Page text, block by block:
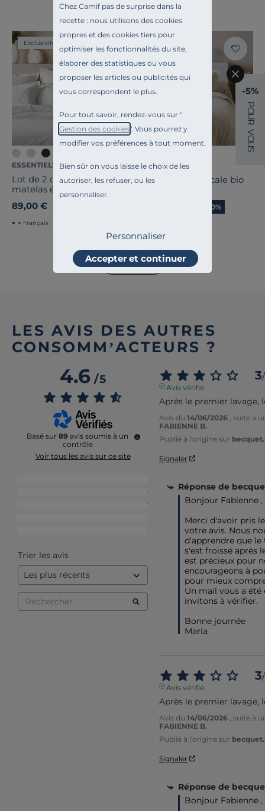
Chez Camif pas de surprise dans la
recette : nous utilisons des cookies
propres et des cookies tiers pour
optimiser les fonctionnalités du site,
élaborer des statistiques ou vous
proposer les articles ou publicités qui
vous correspondent le plus.
Pour tout savoir, rendez-vous sur "
Gestion des cookies". Vous pourrez y
modifier vos préférences à tout moment.
Bien sûr on vous laisse le choix de les
autoriser, les refuser, ou les
personnaliser.
Personnaliser
Accepter et continuer
Exclusivité
ESSENTIELS PAR CAMIF
Lot de 2 draps housses
matelas épais coton bio
89,00 €
Français
CAMIF SIGNATURE
Drap housse percale bio
Ancien prix-20%
Voir tout
LES AVIS DES AUTRES
CONSOMM’ACTEURS ?
4.6/5
Basé sur 89 avis soumis à un
contrôle
Voir tous les avis sur ce site
10
7
2
2
Trier les avis
3/
Avis vérifié
Après le premier lavage,
Avis du 14/06/2026
, suite à
FABIENNE B.
Publié à l'origine sur
Signaler
Réponse de
Bonjour Fabienne ,
Merci d'avoir pris
votre avis. Nous
d'apprendre que
s'est froissé après
est précieux pour
encourageons à
pour mieux
Un mail vous a été
invitons à vérifier.
Bonne journée
Maria
3/
Avis vérifié
Après le premier lavage,
Avis du 14/06/2026
, suite à
FABIENNE B.
Publié à l'origine sur
Signaler
Réponse de
Bonjour Fabienne ,
-5%
P
O
U
R
V
O
U
S